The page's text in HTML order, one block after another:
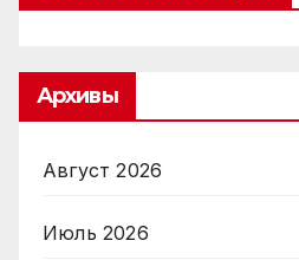
Архивы
Август 2026
Июль 2026